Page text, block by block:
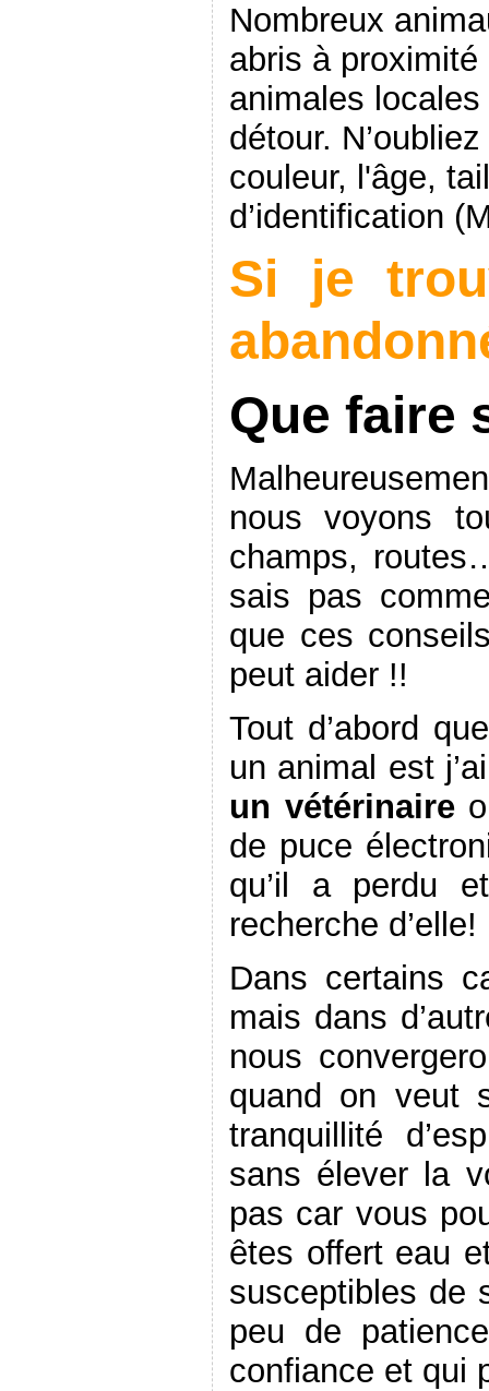
Nombreux
abris à
animales
détour.
couleur, l'âge,
d’identification
Si je
Que faire
nous voyons
champs,
sais pas
que ces
peut aider !!
Tout d’abord
un animal est j’ai
un vétérinaire
de puce
qu’il a perdu
recherche d’elle!
Dans certains
mais dans
nous
quand on veut
tranquillité
sans élever la
pas car vous
êtes offert eau
susceptibles de
peu de
confiance et qui